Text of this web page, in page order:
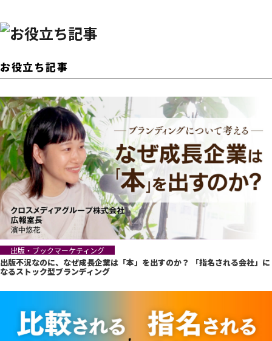
お役立ち記事
出版・ブックマーケティング
出版不況なのに、なぜ成長企業は「本」を出すのか？ 「指名される会社」に
なるストック型ブランディング